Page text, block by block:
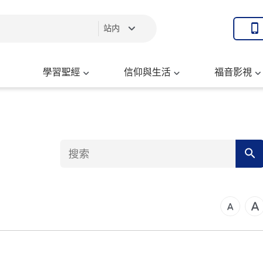
站内
學習聖經 信仰與生活 福音影視